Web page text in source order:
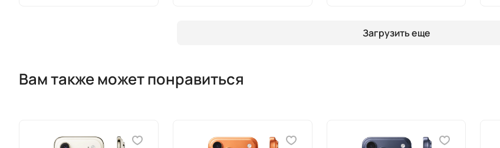
Загрузить еще
Вам также может понравиться